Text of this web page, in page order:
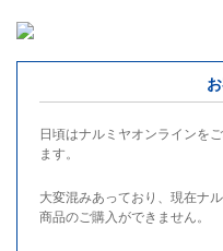
日頃はナルミヤオンラインを
ます。
大変混みあっており、現在ナ
商品のご購入ができません。